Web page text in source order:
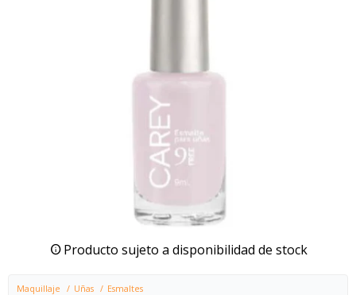
Producto sujeto a disponibilidad de stock
Maquillaje Uñas Esmaltes